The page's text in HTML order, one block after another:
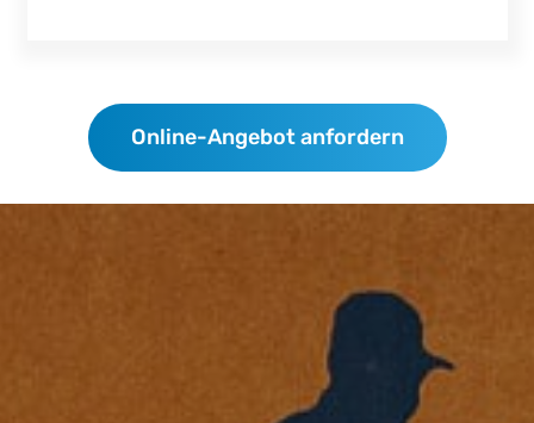
Online-Angebot anfordern